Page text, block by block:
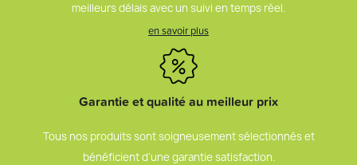
meilleurs délais avec un suivi en temps réel.
en savoir plus
Garantie et qualité au meilleur prix
Tous nos produits sont soigneusement sélectionnés et
bénéficient d’une garantie satisfaction.